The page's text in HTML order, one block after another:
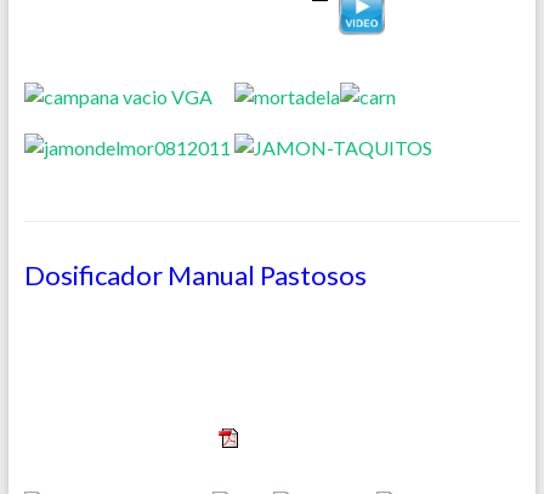
Dosificador Manual Pastosos